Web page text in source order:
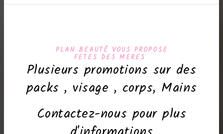
PLAN BEAUTÉ VOUS PROPOSE
FETES DES MERES
Plusieurs promotions sur des
packs , visage , corps, Mains
Contactez-nous pour plus